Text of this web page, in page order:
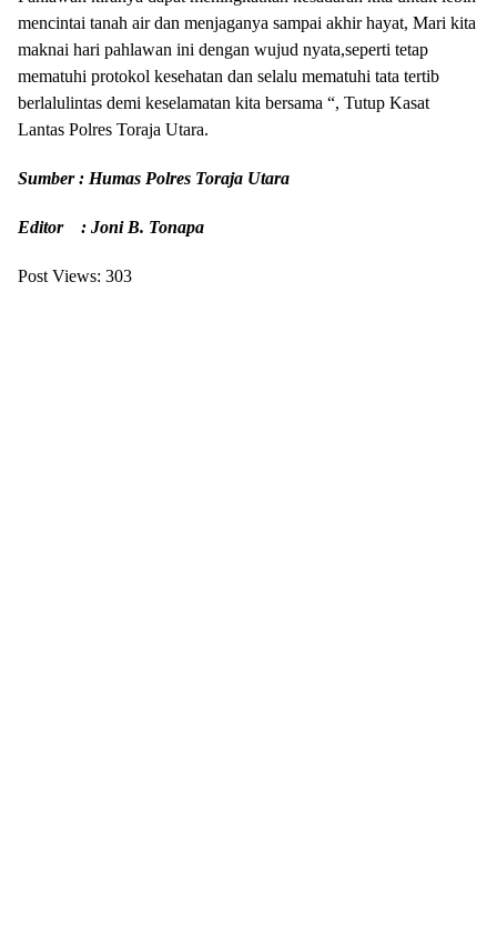
mencintai tanah air dan menjaganya sampai akhir hayat, Mari kita
maknai hari pahlawan ini dengan wujud nyata,seperti tetap
mematuhi protokol kesehatan dan selalu mematuhi tata tertib
berlalulintas demi keselamatan kita bersama “, Tutup Kasat
Lantas Polres Toraja Utara.
Sumber : Humas Polres Toraja Utara
Editor : Joni B. Tonapa
Post Views: 303